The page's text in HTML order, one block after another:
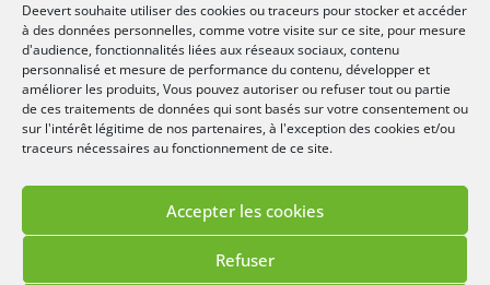
Deevert souhaite utiliser des cookies ou traceurs pour stocker et accéder
à des données personnelles, comme votre visite sur ce site, pour mesure
d'audience, fonctionnalités liées aux réseaux sociaux, contenu
personnalisé et mesure de performance du contenu, développer et
améliorer les produits, Vous pouvez autoriser ou refuser tout ou partie
de ces traitements de données qui sont basés sur votre consentement ou
sur l'intérêt légitime de nos partenaires, à l'exception des cookies et/ou
traceurs nécessaires au fonctionnement de ce site.
Accepter les cookies
Refuser
deevert.com
Mentions légales Politique de cookies